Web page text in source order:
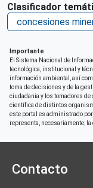
Clasificador
concesiones
Importante
El Sistema Nacional de
tecnológica, institucional y
información ambiental, así
toma de decisiones y de la
ciudadania y los tomadores de
científica de distintos
este portal es administrado
representa, necesariamente,
Contacto